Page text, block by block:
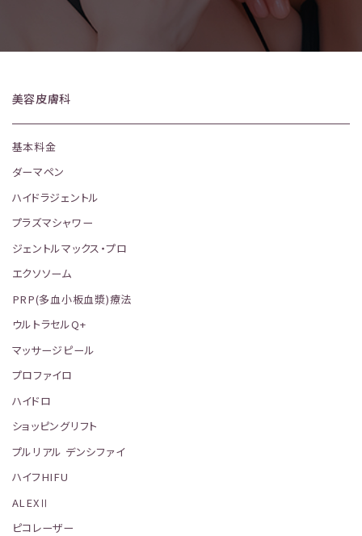
美容皮膚科
基本料金
ダーマペン
ハイドラジェントル
プラズマシャワー
ジェントルマックス・プロ
エクソソーム
PRP(多血小板血漿)療法
ウルトラセルQ+
マッサージピール
プロファイロ
ハイドロ
ショッピングリフト
プルリアル デンシファイ
ハイフHIFU
ALEXⅡ
ピコレーザー